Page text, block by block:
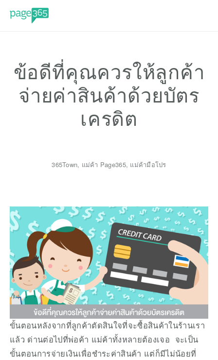
ข้อดีที่คุณควรให้ลูกค้า
จ่ายค่าสินค้าด้วยบัตร
เครดิต
ขั้นตอนหลังจากที่ลูกค้าตัดสินใจที่จะซื้อสินค้าในร้านเรา
แล้ว ด่านต่อไปที่พ่อค้า แม่ค้าทั้งหลายต้องเจอ  จะเป็น
ขั้นตอนการจ่ายเงินเพื่อชำระค่าสินค้า แต่ก็มีไม่น้อยที่
365Town, แม่ค้า Page365, แม่ค้ามือโปร